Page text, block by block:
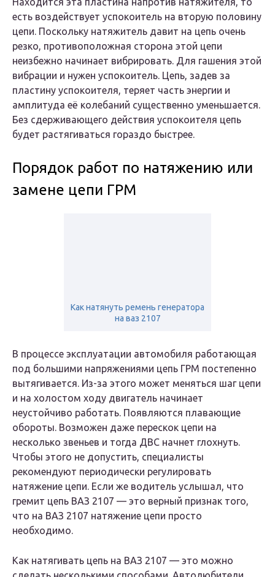
есть воздействует успокоитель на вторую половину
цепи. Поскольку натяжитель давит на цепь очень
резко, противоположная сторона этой цепи
неизбежно начинает вибрировать. Для гашения этой
вибрации и нужен успокоитель. Цепь, задев за
пластину успокоителя, теряет часть энергии и
амплитуда её колебаний существенно уменьшается.
Без сдерживающего действия успокоителя цепь
будет растягиваться гораздо быстрее.
Порядок работ по натяжению или
замене цепи ГРМ
Как натянуть ремень генератора
на ваз 2107
В процессе эксплуатации автомобиля работающая
под большими напряжениями цепь ГРМ постепенно
вытягивается. Из-за этого может меняться шаг цепи
и на холостом ходу двигатель начинает
неустойчиво работать. Появляются плавающие
обороты. Возможен даже перескок цепи на
несколько звеньев и тогда ДВС начнет глохнуть.
Чтобы этого не допустить, специалисты
рекомендуют периодически регулировать
натяжение цепи. Если же водитель услышал, что
гремит цепь ВАЗ 2107 — это верный признак того,
что на ВАЗ 2107 натяжение цепи просто
необходимо.
Как натягивать цепь на ВАЗ 2107 — это можно